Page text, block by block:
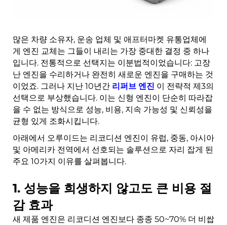
많은 차량 소유자, 운송 업체 및 애프터마켓 유통업체에
게 엔진 교체는 그들이 내리는 가장 중대한 결정 중 하나
입니다. 전통적으로 선택지는 이분법적이었습니다: 고장
난 엔진을 수리하거나 완전히 새로운 엔진을 구매하는 것
이었죠. 그러나 지난 10년간 리퍼브 엔진 이 전략적 제3의
선택으로 부상했습니다. 이는 신형 엔진이 단순히 따라잡
을 수 없는 방식으로 성능, 비용, 지속 가능성 및 신뢰성을
균형 있게 조화시킵니다.
아래에서 오루이드는 리코디션 엔진이 유럽, 중동, 아시아
및 아메리카 전역에서 선호되는 솔루션으로 자리 잡게 된
주요 10가지 이유를 살펴봅니다.
1. 성능을 희생하지 않고도 큰 비용 절
감 효과
새 제품 엔진은 리코디션 엔진보다 종종 50~70% 더 비쌉